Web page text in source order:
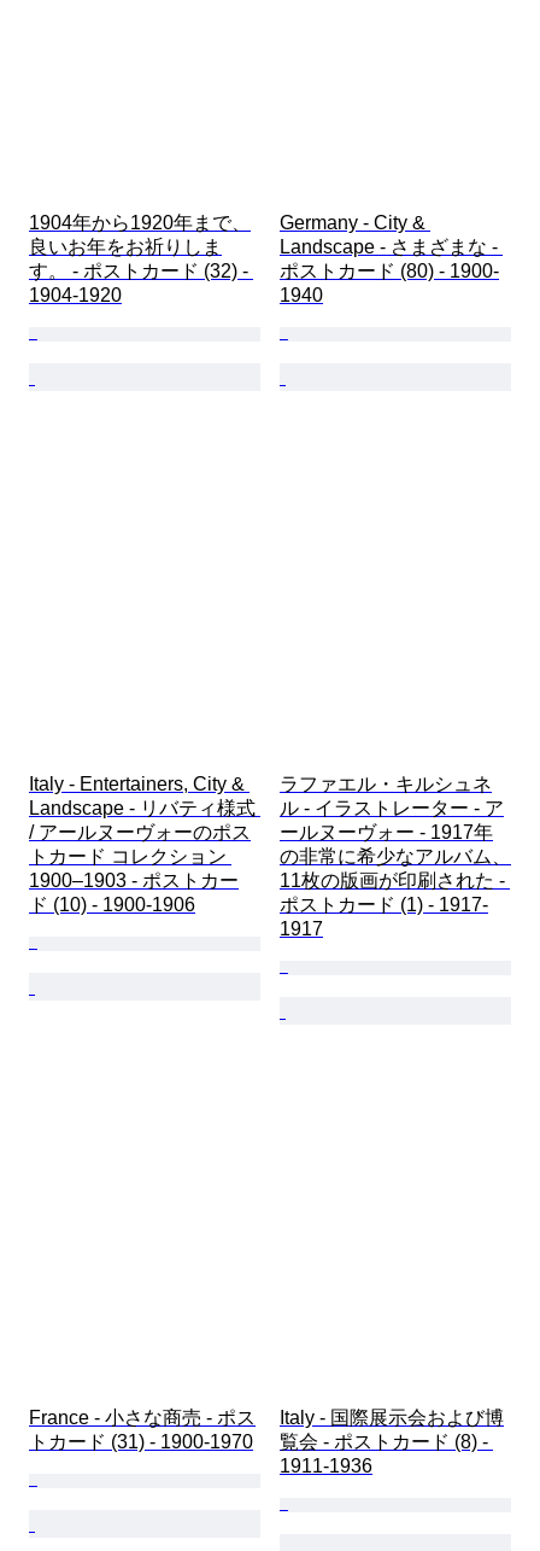
1904年から1920年まで、
良いお年をお祈りしま
す。 - ポストカード (32) -
1904-1920
Germany - City &
Landscape - さまざまな -
ポストカード (80) - 1900-
1940
Italy - Entertainers, City &
Landscape - リバティ様式
/ アールヌーヴォーのポス
トカード コレクション
1900–1903 - ポストカー
ド (10) - 1900-1906
ラファエル・キルシュネ
ル - イラストレーター - ア
ールヌーヴォー - 1917年
の非常に希少なアルバム、
11枚の版画が印刷された -
ポストカード (1) - 1917-
1917
France - 小さな商売 - ポス
トカード (31) - 1900-1970
Italy - 国際展示会および博
覧会 - ポストカード (8) -
1911-1936